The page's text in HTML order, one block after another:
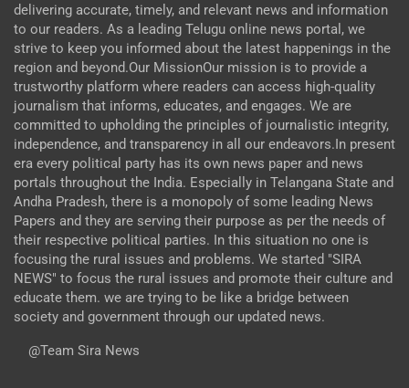
delivering accurate, timely, and relevant news and information
to our readers. As a leading Telugu online news portal, we
strive to keep you informed about the latest happenings in the
region and beyond.Our MissionOur mission is to provide a
trustworthy platform where readers can access high-quality
journalism that informs, educates, and engages. We are
committed to upholding the principles of journalistic integrity,
independence, and transparency in all our endeavors.In present
era every political party has its own news paper and news
portals throughout the India. Especially in Telangana State and
Andha Pradesh, there is a monopoly of some leading News
Papers and they are serving their purpose as per the needs of
their respective political parties. In this situation no one is
focusing the rural issues and problems. We started "SIRA
NEWS" to focus the rural issues and promote their culture and
educate them. we are trying to be like a bridge between
society and government through our updated news.
@Team Sira News